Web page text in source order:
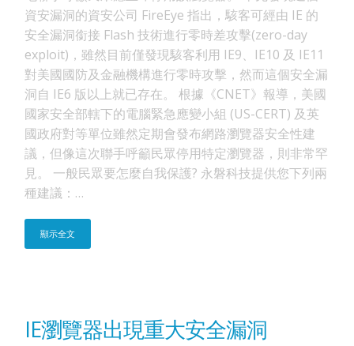
資安漏洞的資安公司 FireEye 指出，駭客可經由 IE 的
安全漏洞銜接 Flash 技術進行零時差攻擊(zero-day
exploit)，雖然目前僅發現駭客利用 IE9、IE10 及 IE11
對美國國防及金融機構進行零時攻擊，然而這個安全漏
洞自 IE6 版以上就已存在。 根據《CNET》報導，美國
國家安全部轄下的電腦緊急應變小組 (US-CERT) 及英
國政府對等單位雖然定期會發布網路瀏覽器安全性建
議，但像這次聯手呼籲民眾停用特定瀏覽器，則非常罕
見。 一般民眾要怎麼自我保護? 永磐科技提供您下列兩
種建議：…
顯示全文
IE瀏覽器出現重大安全漏洞